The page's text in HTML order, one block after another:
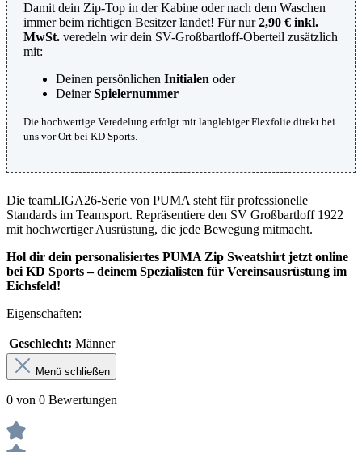
Damit dein Zip-Top in der Kabine oder nach dem Waschen
immer beim richtigen Besitzer landet! Für nur2,90 € inkl.
MwSt. veredeln wir dein SV-Großbartloff-Oberteil zusätzlich
mit:
Deinen persönlichen Initialen oder
DeinerSpielernummer
Die hochwertige Veredelung erfolgt mit langlebiger Flexfolie direkt bei
uns vor Ort bei KD Sports.
Die teamLIGA26-Serie von PUMA steht für professionelle
Standards im Teamsport. Repräsentiere den SV Großbartloff 1922
mit hochwertiger Ausrüstung, die jede Bewegung mitmacht.
Hol dir dein personalisiertes PUMA Zip Sweatshirt jetzt online
bei KD Sports – deinem Spezialisten für Vereinsausrüstung im
Eichsfeld!
Eigenschaften:
Geschlecht: Männer
Menü schließen
0 von 0 Bewertungen